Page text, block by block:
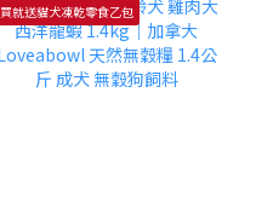
買就送貓犬凍乾零食乙包